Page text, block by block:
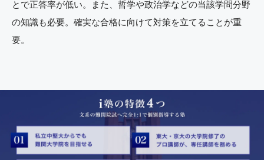
とで正答率が低い。また、哲学や政治学などの当該学問分野
の知識も必要。確実な合格に向けて対策を立てることが重
要。